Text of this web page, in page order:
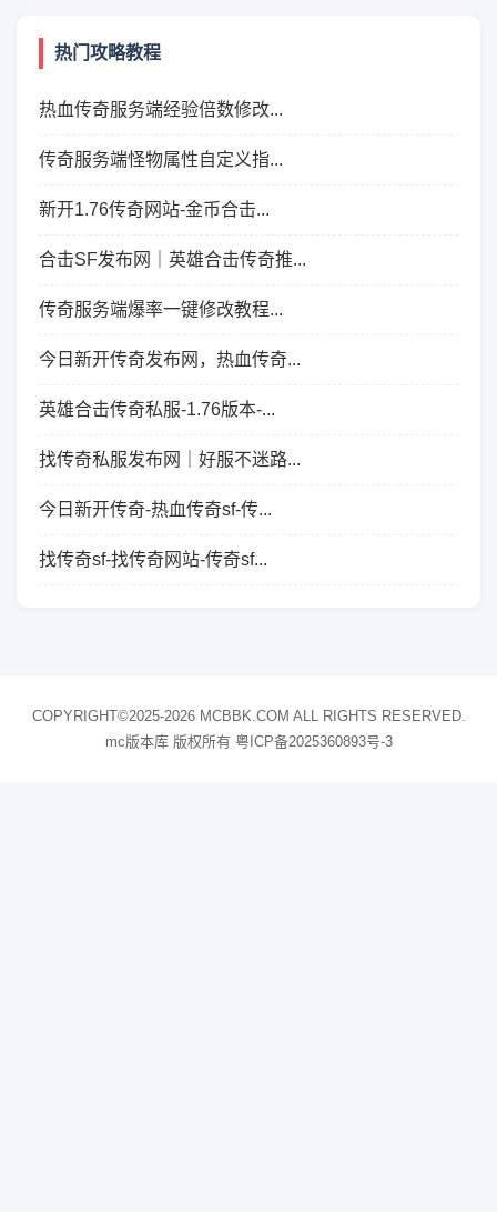
热门攻略教程
热血传奇服务端经验倍数修改...
传奇服务端怪物属性自定义指...
新开1.76传奇网站-金币合击...
合击SF发布网｜英雄合击传奇推...
传奇服务端爆率一键修改教程...
今日新开传奇发布网，热血传奇...
英雄合击传奇私服-1.76版本-...
找传奇私服发布网｜好服不迷路...
今日新开传奇-热血传奇sf-传...
找传奇sf-找传奇网站-传奇sf...
COPYRIGHT©2025-2026 MCBBK.COM ALL RIGHTS RESERVED.
mc版本库 版权所有 粤ICP备2025360893号-3